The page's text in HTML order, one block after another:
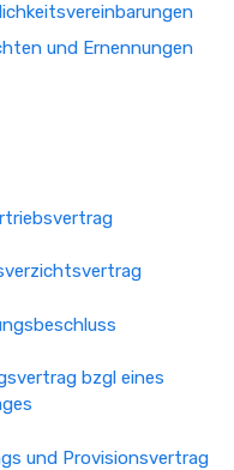
und Ernennungen
bzgl eines
und Provisionsvertrag